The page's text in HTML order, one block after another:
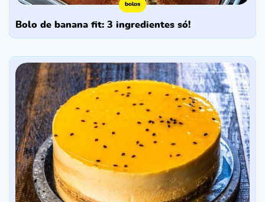
bolos
bolo de banana fit: 3 ingredientes só!